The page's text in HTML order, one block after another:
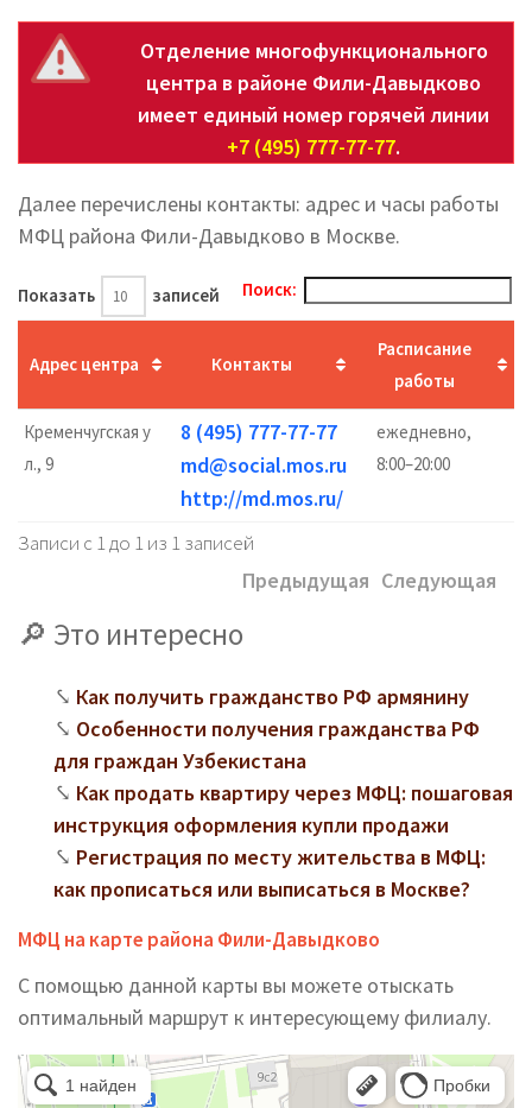
Отделение многофункционального
центра в районе Фили-Давыдково
имеет единый номер горячей линии
+7 (495) 777-77-77.
Далее перечислены контакты: адрес и часы работы
МФЦ района Фили-Давыдково в Москве.
Показать записей Поиск:
Адрес центра Контакты
Расписание
работы
Кременчугская у
л., 9
8 (495) 777-77-77
md@social.mos.ru
http://md.mos.ru/
ежедневно,
8:00–20:00
Записи с 1 до 1 из 1 записей
Предыдущая Следующая
Это интересно
Как получить гражданство РФ армянину
Особенности получения гражданства РФ
для граждан Узбекистана
Как продать квартиру через МФЦ: пошаговая
инструкция оформления купли продажи
Регистрация по месту жительства в МФЦ:
как прописаться или выписаться в Москве?
МФЦ на карте района Фили-Давыдково
С помощью данной карты вы можете отыскать
оптимальный маршрут к интересующему филиалу.